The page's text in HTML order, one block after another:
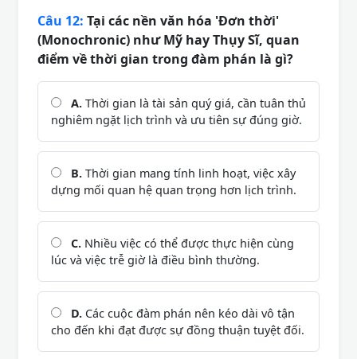
Câu 12: Tại các nền văn hóa 'Đơn thời'
(Monochronic) như Mỹ hay Thụy Sĩ, quan
điểm về thời gian trong đàm phán là gì?
A. Thời gian là tài sản quý giá, cần tuân thủ
nghiêm ngặt lịch trình và ưu tiên sự đúng giờ.
B. Thời gian mang tính linh hoạt, việc xây
dựng mối quan hệ quan trọng hơn lịch trình.
C. Nhiều việc có thể được thực hiện cùng
lúc và việc trễ giờ là điều bình thường.
D. Các cuộc đàm phán nên kéo dài vô tận
cho đến khi đạt được sự đồng thuận tuyệt đối.